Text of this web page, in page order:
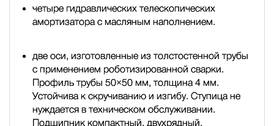
четыре гидравлических телескопических
амортизатора с масляным наполнением.
две оси, изготовленные из толстостенной трубы
с применением роботизированной сварки.
Профиль трубы 50×50 мм, толщина 4 мм.
Устойчива к скручиванию и изгибу. Ступица не
нуждается в техническом обслуживании.
Подшипник компактный, двухрядный,